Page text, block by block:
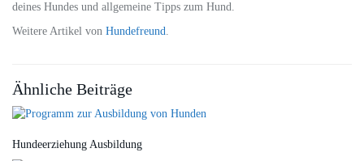
deines Hundes und allgemeine Tipps zum Hund.
Weitere Artikel von Hundefreund.
Ähnliche Beiträge
Hundeerziehung Ausbildung